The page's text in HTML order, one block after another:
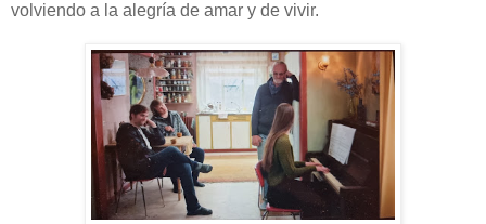
volviendo a la alegría de amar y de vivir.